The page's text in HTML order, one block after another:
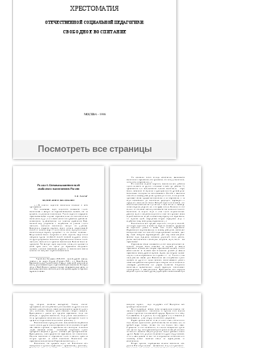
Посмотреть все страницы